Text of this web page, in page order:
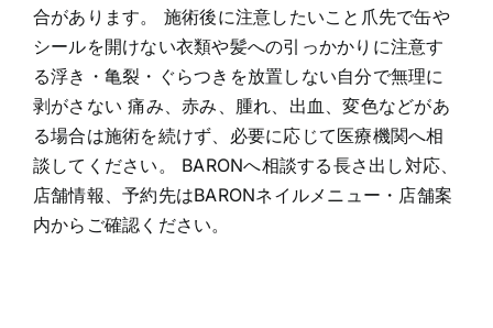
合があります。 施術後に注意したいこと爪先で缶や
シールを開けない衣類や髪への引っかかりに注意す
る浮き・亀裂・ぐらつきを放置しない自分で無理に
剥がさない 痛み、赤み、腫れ、出血、変色などがあ
る場合は施術を続けず、必要に応じて医療機関へ相
談してください。 BARONへ相談する長さ出し対応、
店舗情報、予約先はBARONネイルメニュー・店舗案
内からご確認ください。